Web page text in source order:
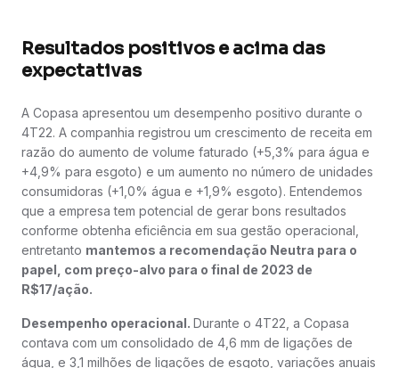
Resultados positivos e acima das
expectativas
A Copasa apresentou um desempenho positivo durante o
4T22. A companhia registrou um crescimento de receita em
razão do aumento de volume faturado (+5,3% para água e
+4,9% para esgoto) e um aumento no número de unidades
consumidoras (+1,0% água e +1,9% esgoto). Entendemos
que a empresa tem potencial de gerar bons resultados
conforme obtenha eficiência em sua gestão operacional,
entretanto mantemos a recomendação Neutra para o
papel, com preço-alvo para o final de 2023 de
R$17/ação.
Desempenho operacional. Durante o 4T22, a Copasa
contava com um consolidado de 4,6 mm de ligações de
água, e 3,1 milhões de ligações de esgoto, variações anuais